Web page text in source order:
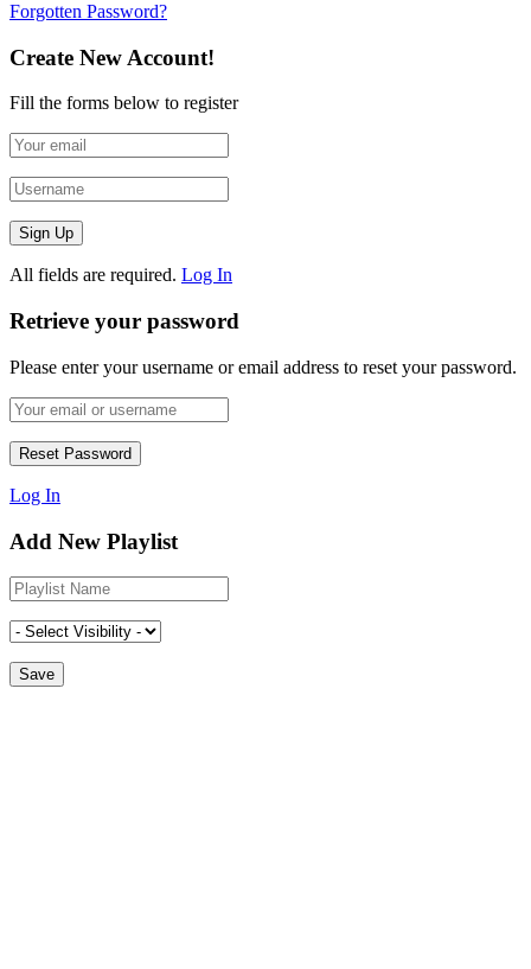
Forgotten Password?
Create New Account!
Fill the forms below to register
All fields are required. Log In
Retrieve your password
Please enter your username or email address to reset your password.
Log In
Add New Playlist